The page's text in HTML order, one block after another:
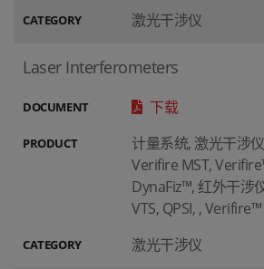
CATEGORY 激光干涉仪
Laser Interferometers
DOCUMENT 下载
PRODUCT
计量系统, 激光干涉
Verifire MST,
DynaFiz™, 红外干涉
VTS, QPSI, ,
CATEGORY 激光干涉仪